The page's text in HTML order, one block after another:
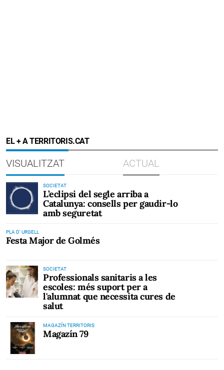
EL + A TERRITORIS.CAT
VISUALITZAT ACTUAL
SOCIETAT
L’eclipsi del segle arriba a
Catalunya: consells per gaudir-lo
amb seguretat
PLA D' URGELL
Festa Major de Golmés
SOCIETAT
Professionals sanitaris a les
escoles: més suport per a
l'alumnat que necessita cures de
salut
MAGAZÍN TERRITORIS
Magazín 79